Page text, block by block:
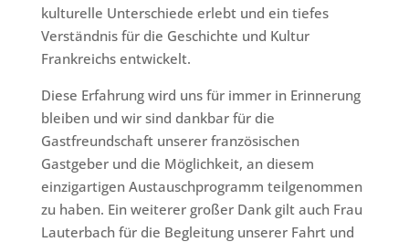
kulturelle Unterschiede erlebt und ein tiefes
Verständnis für die Geschichte und Kultur
Frankreichs entwickelt.
Diese Erfahrung wird uns für immer in Erinnerung
bleiben und wir sind dankbar für die
Gastfreundschaft unserer französischen
Gastgeber und die Möglichkeit, an diesem
einzigartigen Austauschprogramm teilgenommen
zu haben. Ein weiterer großer Dank gilt auch Frau
Lauterbach für die Begleitung unserer Fahrt und